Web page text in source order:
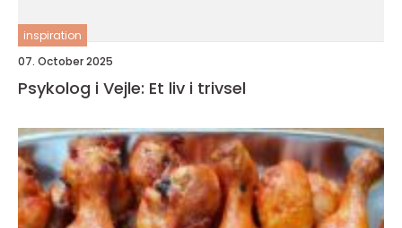
inspiration
07. October 2025
Psykolog i Vejle: Et liv i trivsel